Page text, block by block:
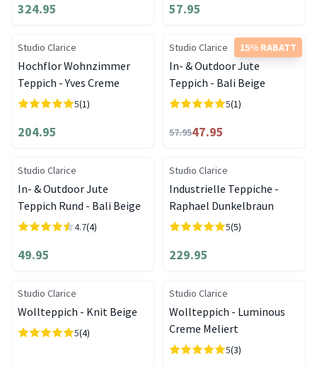
324.95 57.95
Studio Clarice
Hochflor Wohnzimmer
Teppich - Yves Creme
5(1)
204.95
15% RABATT
Studio Clarice
In- & Outdoor Jute
Teppich - Bali Beige
5(1)
57.9547.95
Studio Clarice
In- & Outdoor Jute
Teppich Rund - Bali Beige
4.7(4)
49.95
Studio Clarice
Industrielle Teppiche -
Raphael Dunkelbraun
5(5)
229.95
Studio Clarice
Wollteppich - Knit Beige
5(4)
Studio Clarice
Wollteppich - Luminous
Creme Meliert
5(3)